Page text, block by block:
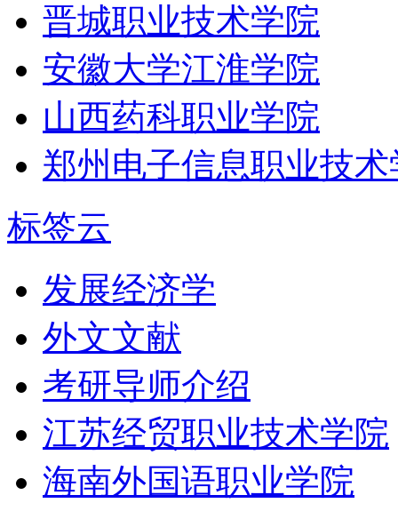
晋城职业技术学院
安徽大学江淮学院
山西药科职业学院
郑州电子信息职业技术
标签云
发展经济学
外文文献
考研导师介绍
江苏经贸职业技术学院
海南外国语职业学院